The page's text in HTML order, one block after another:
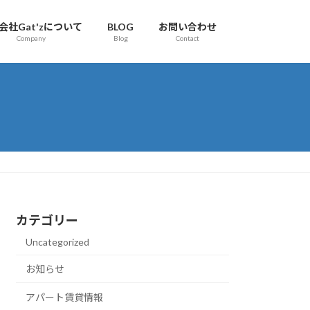
社Gat'zについて
Company
BLOG
Blog
お問い合わせ
Contact
カテゴリー
Uncategorized
お知らせ
アパート賃貸情報